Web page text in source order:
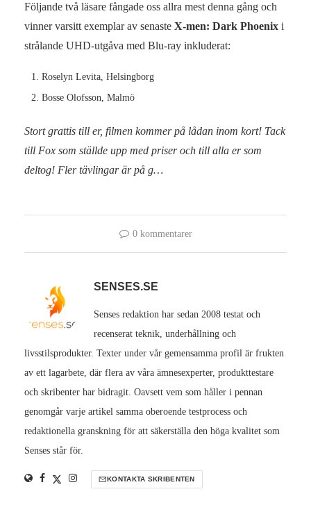
Följande två läsare fångade oss allra mest denna gång och
vinner varsitt exemplar av senaste X-men: Dark Phoenix i
strålande UHD-utgåva med Blu-ray inkluderat:
Roselyn Levita, Helsingborg
Bosse Olofsson, Malmö
Stort grattis till er, filmen kommer på lådan inom kort! Tack
till Fox som ställde upp med priser och till alla er som
deltog! Fler tävlingar är på g…
0 kommentarer
SENSES.SE
Senses redaktion har sedan 2008 testat och
recenserat teknik, underhållning och
livsstilsprodukter. Texter under vår gemensamma profil är frukten
av ett lagarbete, där flera av våra ämnesexperter, produkttestare
och skribenter har bidragit. Oavsett vem som håller i pennan
genomgår varje artikel samma oberoende testprocess och
redaktionella granskning för att säkerställa den höga kvalitet som
Senses står för.
KONTAKTA SKRIBENTEN